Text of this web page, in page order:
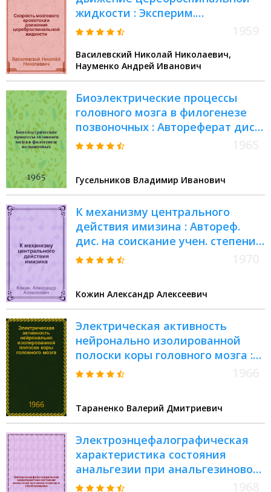
жидкости : Эксперим.
исследование методом меченых
Василевский Николай Николаевич,
Науменко Андрей Иванович
Биоэлектрические процессы
головного мозга в филогенезе
позвоночных : Автореферат дис.
на соискание учен. степени
Гусельников Владимир Иванович
К механизму центрального
действия имизина : Автореф.
дис. на соискание учен. степени
канд. мед. наук : (14.775)
Кожин Александр Алексеевич
Электрическая активность
нейронально изолированной
полоски коры головного мозга :
Автореф. дис. на соиск. учен.
Тараненко Валерий Дмитриевич
Электроэнцефалографическая
характеристика состояния
анальгезии при анальгезиновом
обезболивании : Автореферат